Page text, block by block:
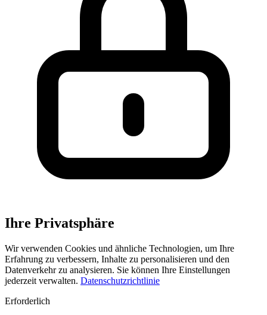
Ihre Privatsphäre
Wir verwenden Cookies und ähnliche Technologien, um Ihre
Erfahrung zu verbessern, Inhalte zu personalisieren und den
Datenverkehr zu analysieren. Sie können Ihre Einstellungen
jederzeit verwalten. Datenschutzrichtlinie
Erforderlich